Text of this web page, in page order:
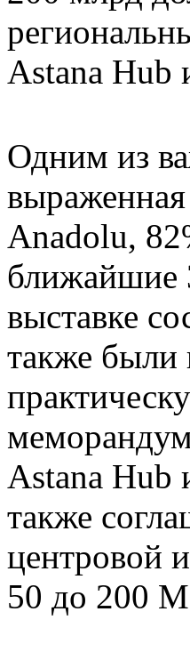
Astana Hub
Одним из
Anadolu,
ближайшие
выставке
также были
Astana
также
центровой
50 до 200